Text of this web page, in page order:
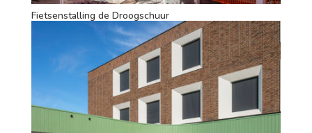
Fietsenstalling de Droogschuur